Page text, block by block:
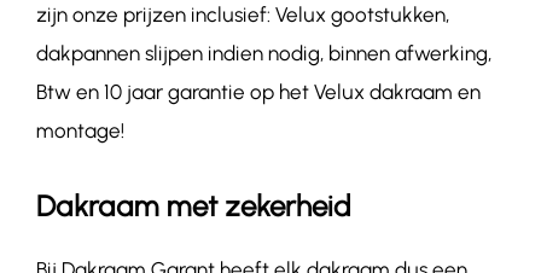
zijn onze prijzen inclusief: Velux gootstukken,
dakpannen slijpen indien nodig, binnen afwerking,
Btw en 10 jaar garantie op het Velux dakraam en
montage!
Dakraam met zekerheid